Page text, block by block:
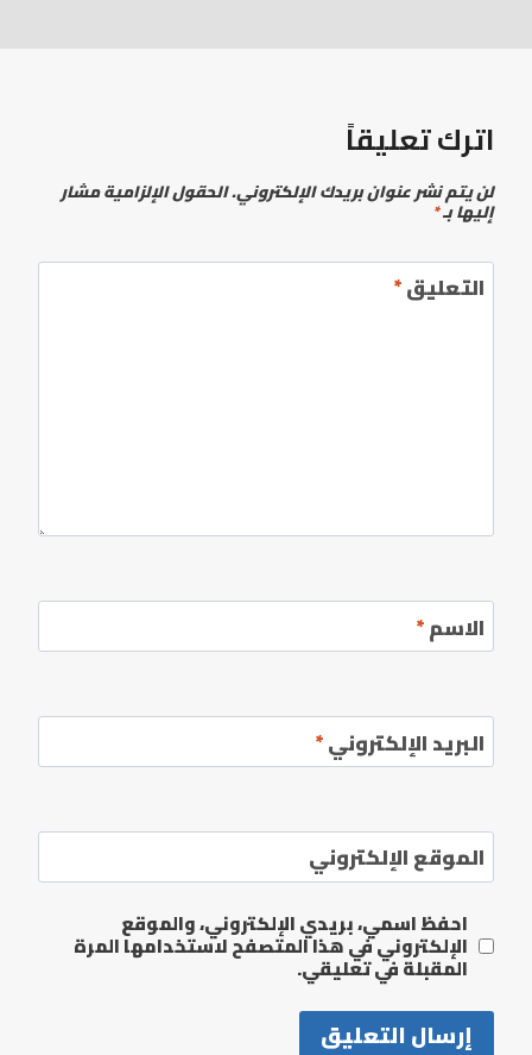
اترك تعليقاً
لن يتم نشر عنوان بريدك الإلكتروني.الحقول الإلزامية مشار
إليها بـ*
التعليق*
الاسم*
البريد الإلكتروني*
الموقع الإلكتروني
احفظ اسمي، بريدي الإلكتروني، والموقع
الإلكتروني في هذا المتصفح لاستخدامها المرة
المقبلة في تعليقي.